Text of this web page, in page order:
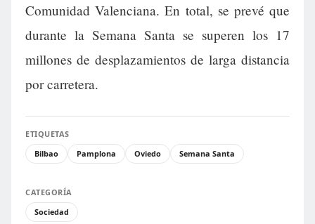
Comunidad Valenciana. En total, se prevé que
durante la Semana Santa se superen los 17
millones de desplazamientos de larga distancia
por carretera.
ETIQUETAS
Bilbao
Pamplona Oviedo Semana Santa
CATEGORÍA
Sociedad